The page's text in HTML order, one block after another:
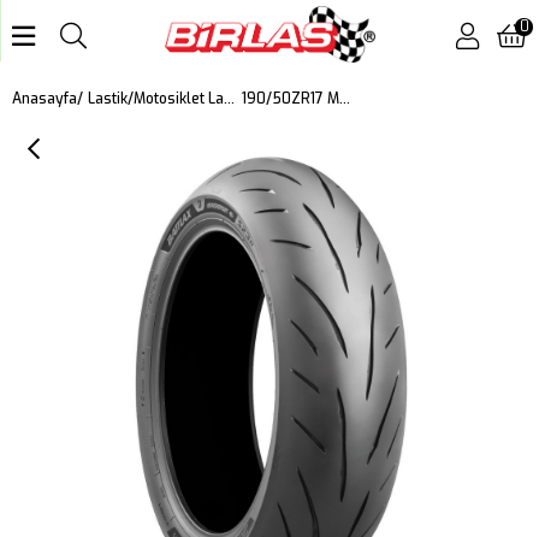
0
Anasayfa Lastik Motosiklet Lastiği 190/50ZR17 M/C 73W Battlax S23 Motosiklet Arka Lastiği (2025)